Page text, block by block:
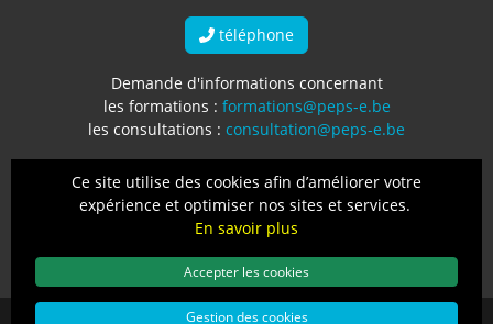
téléphone
Demande d'informations concernant
les formations : formations@peps-e.be
les consultations : consultation@peps-e.be
Protection des données-Mentions légales-Conditions
générales
Ce site utilise des cookies afin d’améliorer votre
expérience et optimiser nos sites et services.
En savoir plus
Accepter les cookies
Gestion des cookies